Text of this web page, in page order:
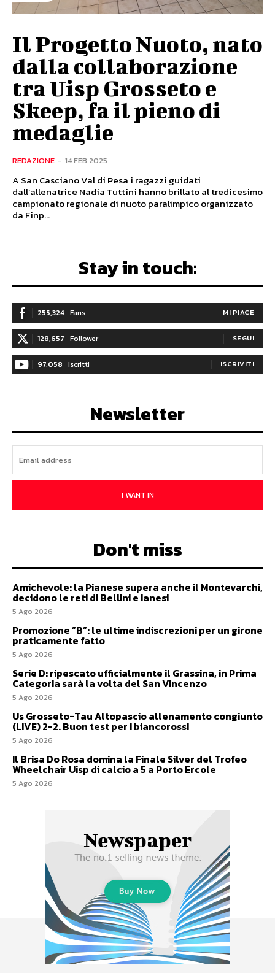
Il Progetto Nuoto, nato
dalla collaborazione
tra Uisp Grosseto e
Skeep, fa il pieno di
medaglie
REDAZIONE - 14 FEB 2025
A San Casciano Val di Pesa i ragazzi guidati
dall’allenatrice Nadia Tuttini hanno brillato al tredicesimo
campionato regionale di nuoto paralimpico organizzato
da Finp...
Stay in touch:
255,324 Fans MI PIACE
128,657 Follower SEGUI
97,058 Iscritti ISCRIVITI
Newsletter
I WANT IN
Don't miss
Amichevole: la Pianese supera anche il Montevarchi,
decidono le reti di Bellini e Ianesi
5 Ago 2026
Promozione ”B”: le ultime indiscrezioni per un girone
praticamente fatto
5 Ago 2026
Serie D: ripescato ufficialmente il Grassina, in Prima
Categoria sarà la volta del San Vincenzo
5 Ago 2026
Us Grosseto-Tau Altopascio allenamento congiunto
(LIVE) 2-2. Buon test per i biancorossi
5 Ago 2026
Il Brisa Do Rosa domina la Finale Silver del Trofeo
Wheelchair Uisp di calcio a 5 a Porto Ercole
5 Ago 2026